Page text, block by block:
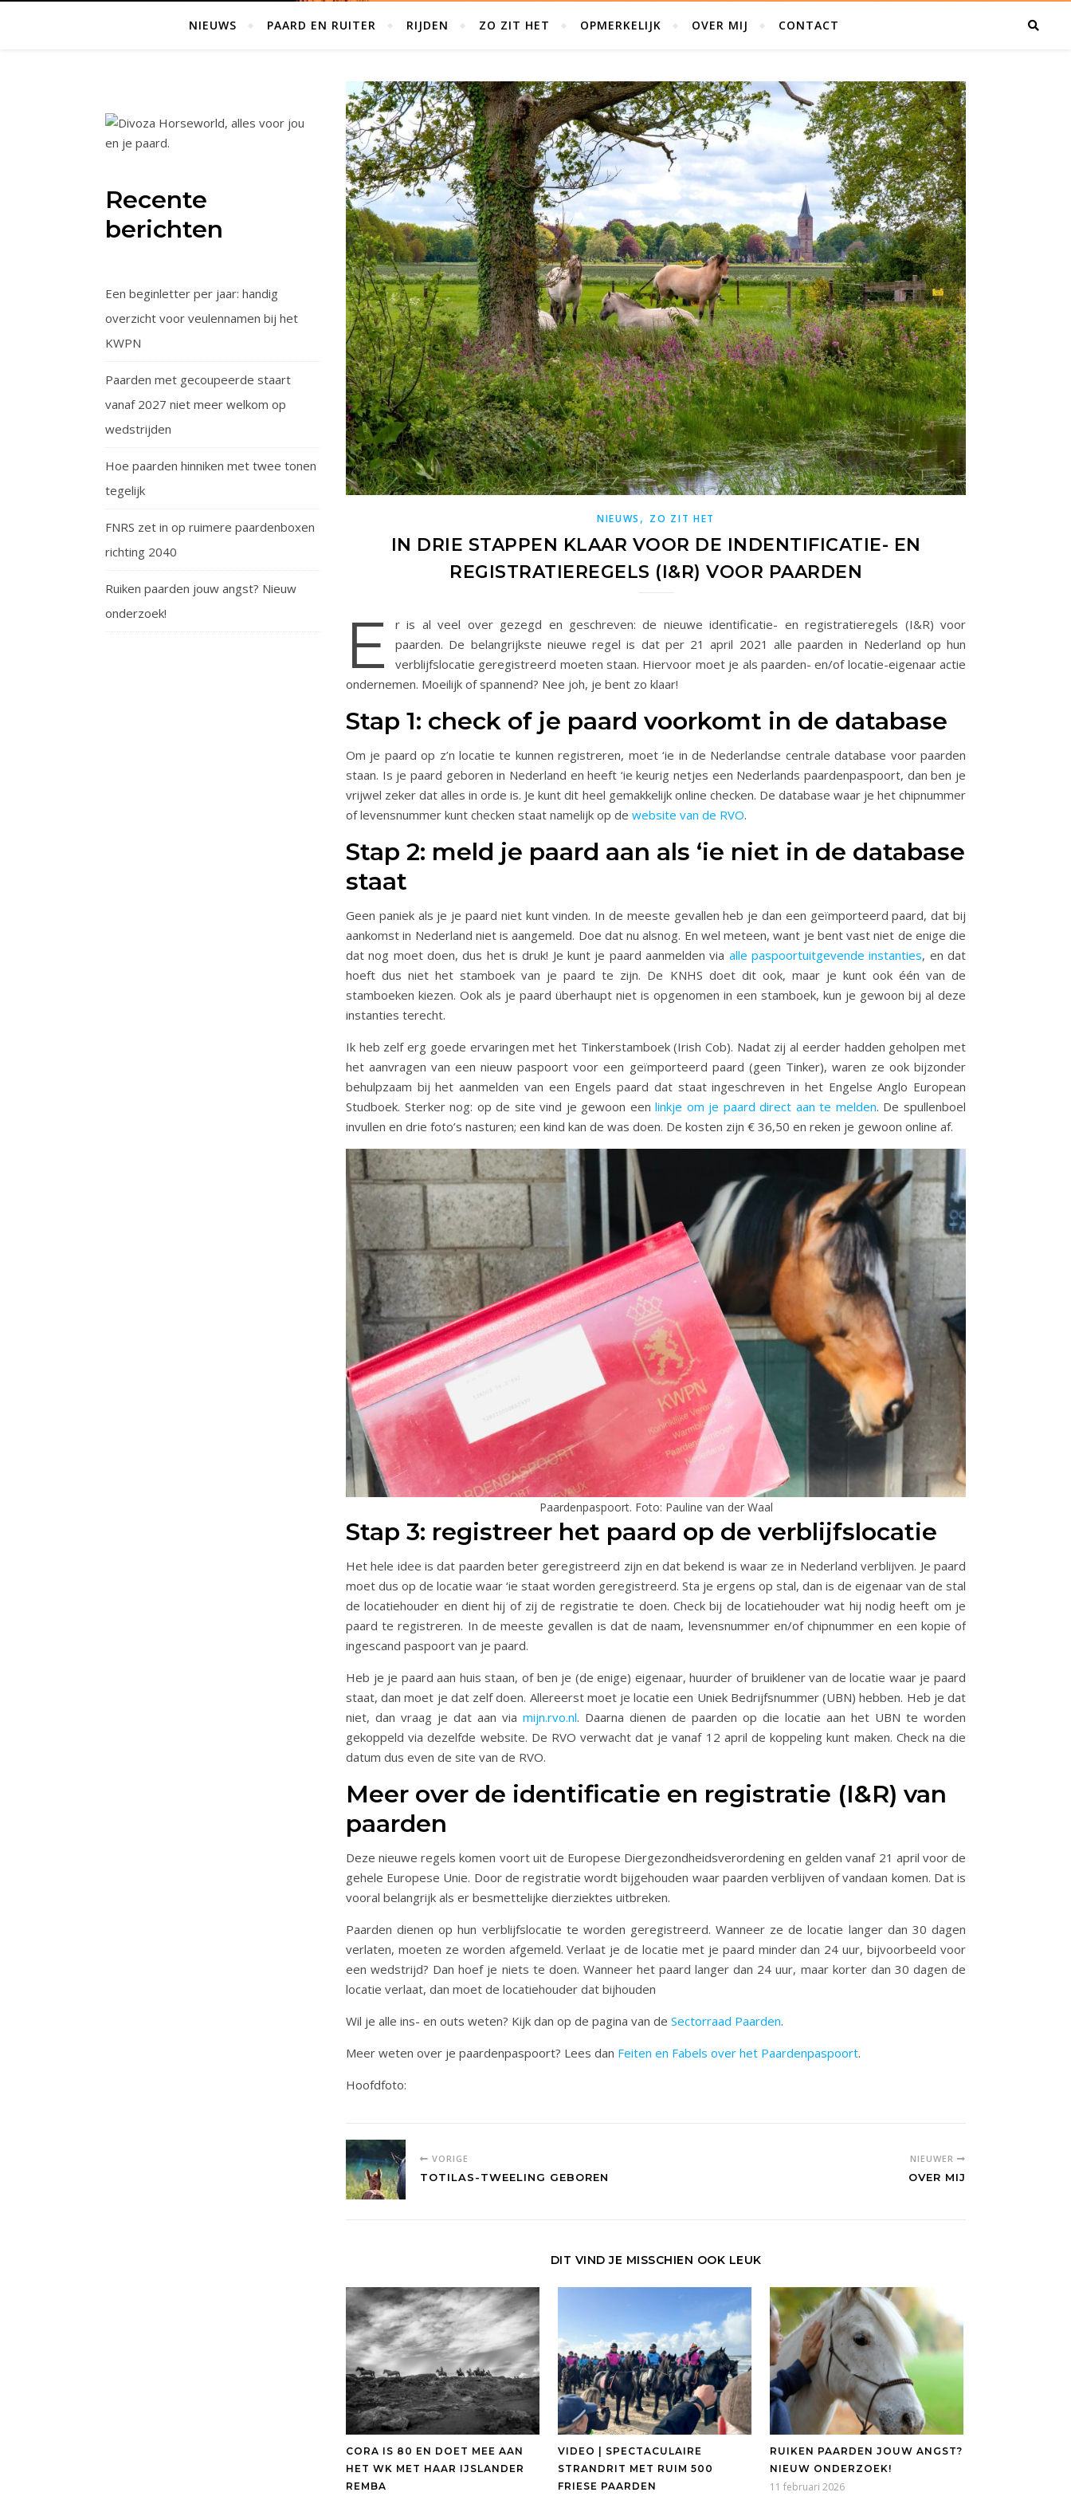
NIEUWS PAARD EN RUITER RIJDEN ZO ZIT HET OPMERKELIJK OVER MIJ CONTACT
Recente
berichten
Een beginletter per jaar: handig
overzicht voor veulennamen bij het
KWPN
Paarden met gecoupeerde staart
vanaf 2027 niet meer welkom op
wedstrijden
Hoe paarden hinniken met twee tonen
tegelijk
FNRS zet in op ruimere paardenboxen
richting 2040
Ruiken paarden jouw angst? Nieuw
onderzoek!
NIEUWS , ZO ZIT HET
IN DRIE STAPPEN KLAAR VOOR DE INDENTIFICATIE- EN
REGISTRATIEREGELS (I&R) VOOR PAARDEN
E
r is al veel over gezegd en geschreven: de nieuwe identificatie- en registratieregels (I&R) voor
paarden. De belangrijkste nieuwe regel is dat per 21 april 2021 alle paarden in Nederland op hun
verblijfslocatie geregistreerd moeten staan. Hiervoor moet je als paarden- en/of locatie-eigenaar actie
ondernemen. Moeilijk of spannend? Nee joh, je bent zo klaar!
Stap 1: check of je paard voorkomt in de database
Om je paard op z’n locatie te kunnen registreren, moet ‘ie in de Nederlandse centrale database voor paarden
staan. Is je paard geboren in Nederland en heeft ‘ie keurig netjes een Nederlands paardenpaspoort, dan ben je
vrijwel zeker dat alles in orde is. Je kunt dit heel gemakkelijk online checken. De database waar je het chipnummer
of levensnummer kunt checken staat namelijk op de website van de RVO.
Stap 2: meld je paard aan als ‘ie niet in de database
staat
Geen paniek als je je paard niet kunt vinden. In de meeste gevallen heb je dan een geïmporteerd paard, dat bij
aankomst in Nederland niet is aangemeld. Doe dat nu alsnog. En wel meteen, want je bent vast niet de enige die
dat nog moet doen, dus het is druk! Je kunt je paard aanmelden via alle paspoortuitgevende instanties, en dat
hoeft dus niet het stamboek van je paard te zijn. De KNHS doet dit ook, maar je kunt ook één van de
stamboeken kiezen. Ook als je paard überhaupt niet is opgenomen in een stamboek, kun je gewoon bij al deze
instanties terecht.
Ik heb zelf erg goede ervaringen met het Tinkerstamboek (Irish Cob). Nadat zij al eerder hadden geholpen met
het aanvragen van een nieuw paspoort voor een geïmporteerd paard (geen Tinker), waren ze ook bijzonder
behulpzaam bij het aanmelden van een Engels paard dat staat ingeschreven in het Engelse Anglo European
Studboek. Sterker nog: op de site vind je gewoon eenlinkje om je paard direct aan te melden. De spullenboel
invullen en drie foto’s nasturen; een kind kan de was doen. De kosten zijn € 36,50 en reken je gewoon online af.
Paardenpaspoort. Foto: Pauline van der Waal
Stap 3: registreer het paard op de verblijfslocatie
Het hele idee is dat paarden beter geregistreerd zijn en dat bekend is waar ze in Nederland verblijven. Je paard
moet dus op de locatie waar ‘ie staat worden geregistreerd. Sta je ergens op stal, dan is de eigenaar van de stal
de locatiehouder en dient hij of zij de registratie te doen. Check bij de locatiehouder wat hij nodig heeft om je
paard te registreren. In de meeste gevallen is dat de naam, levensnummer en/of chipnummer en een kopie of
ingescand paspoort van je paard.
Heb je je paard aan huis staan, of ben je (de enige) eigenaar, huurder of bruiklener van de locatie waar je paard
staat, dan moet je dat zelf doen. Allereerst moet je locatie een Uniek Bedrijfsnummer (UBN) hebben. Heb je dat
niet, dan vraag je dat aan via mijn.rvo.nl. Daarna dienen de paarden op die locatie aan het UBN te worden
gekoppeld via dezelfde website. De RVO verwacht dat je vanaf 12 april de koppeling kunt maken. Check na die
datum dus even de site van de RVO.
Meer over de identificatie en registratie (I&R) van
paarden
Deze nieuwe regels komen voort uit de Europese Diergezondheidsverordening en gelden vanaf 21 april voor de
gehele Europese Unie. Door de registratie wordt bijgehouden waar paarden verblijven of vandaan komen. Dat is
vooral belangrijk als er besmettelijke dierziektes uitbreken.
Paarden dienen op hun verblijfslocatie te worden geregistreerd. Wanneer ze de locatie langer dan 30 dagen
verlaten, moeten ze worden afgemeld. Verlaat je de locatie met je paard minder dan 24 uur, bijvoorbeeld voor
een wedstrijd? Dan hoef je niets te doen. Wanneer het paard langer dan 24 uur, maar korter dan 30 dagen de
locatie verlaat, dan moet de locatiehouder dat bijhouden
Wil je alle ins- en outs weten? Kijk dan op de pagina van de Sectorraad Paarden.
Meer weten over je paardenpaspoort? Lees dan Feiten en Fabels over het Paardenpaspoort.
Hoofdfoto:
VORIGE
TOTILAS-TWEELING GEBOREN
NIEUWER
OVER MIJ
DIT VIND JE MISSCHIEN OOK LEUK
CORA IS 80 EN DOET MEE AAN
HET WK MET HAAR IJSLANDER
REMBA
VIDEO | SPECTACULAIRE
STRANDRIT MET RUIM 500
FRIESE PAARDEN
RUIKEN PAARDEN JOUW ANGST?
NIEUW ONDERZOEK!
11 februari 2026